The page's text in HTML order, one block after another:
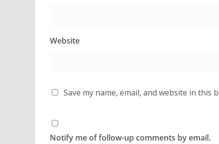
Website
Save my name, email, and website in
Notify me of follow-up comments by email.